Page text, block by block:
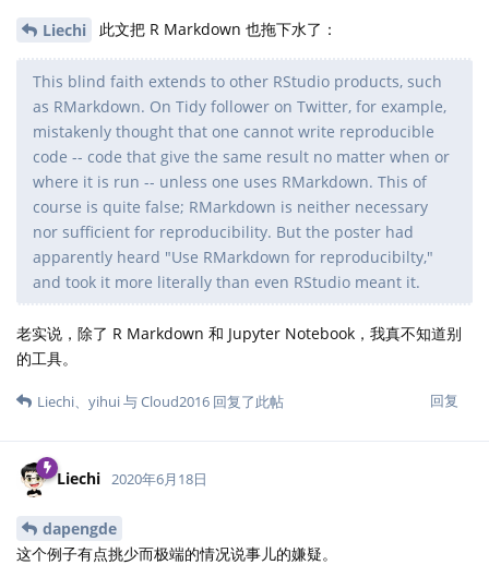
Liechi 此文把 R Markdown 也拖下水了：
This blind faith extends to other RStudio products, such
as RMarkdown. On Tidy follower on Twitter, for example,
mistakenly thought that one cannot write reproducible
code -- code that give the same result no matter when or
where it is run -- unless one uses RMarkdown. This of
course is quite false; RMarkdown is neither necessary
nor sufficient for reproducibility. But the poster had
apparently heard "Use RMarkdown for reproducibilty,"
and took it more literally than even RStudio meant it.
老实说，除了 R Markdown 和 Jupyter Notebook，我真不知道别
的工具。
回复
Liechi、 yihui与Cloud2016 回复了此帖
Liechi 2020年6月18日
dapengde
这个例子有点挑少而极端的情况说事儿的嫌疑。